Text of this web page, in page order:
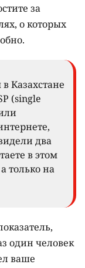
за
о которых
Казахстане
(single
два
в этом
только на
один человек
ваше